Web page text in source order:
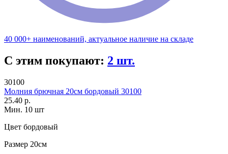
40 000+ наименований, актуальное наличие на складе
С этим покупают: 2 шт.
30100
Молния брючная 20см бордовый 30100
25.40 р.
Мин. 10 шт
Цвет бордовый
Размер 20см